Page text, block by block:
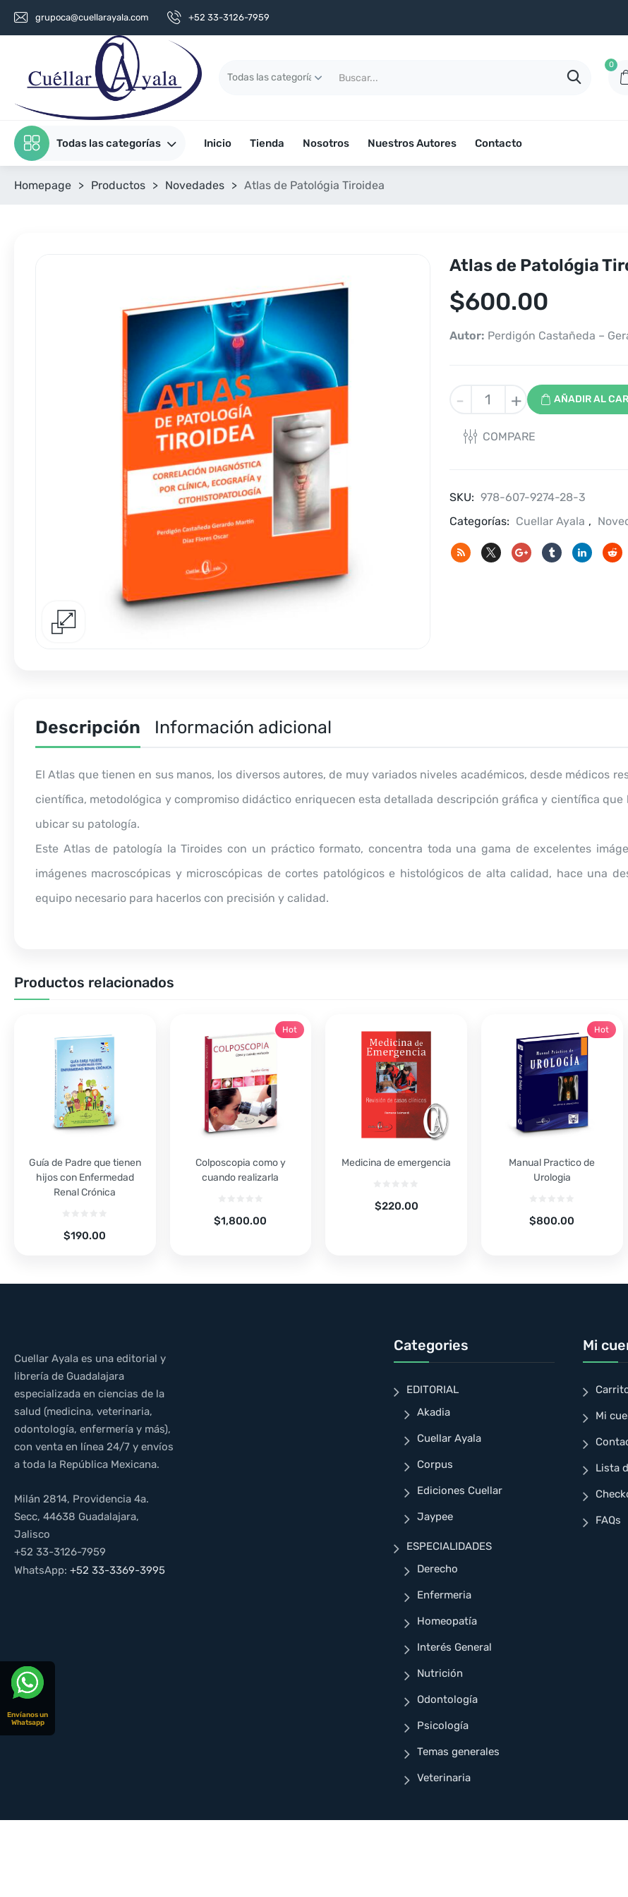
grupoca@cuellarayala.com +52 33-3126-7959
0
Todas las categorías Inicio Tienda Nosotros Nuestros Autores Contacto
Homepage > Productos > Novedades > Atlas de Patológia Tiroidea
Atlas de Patológia
$600.00
Autor: Perdigón Castañeda –
-
Atlas
Patológia
Tiroidea
+ AÑADIR AL
COMPARE
SKU: 978-607-9274-28-3
Categorías: Cuellar Ayala ,
Descripción Información adicional
El Atlas que tienen en sus manos, los diversos autores, de muy variados niveles académicos, desde médicos
científica, metodológica y compromiso didáctico enriquecen esta detallada descripción gráfica y científica
ubicar su patología.
Este Atlas de patología la Tiroides con un práctico formato, concentra toda una gama de excelentes
imágenes macroscópicas y microscópicas de cortes patológicos e histológicos de alta calidad, hace una
equipo necesario para hacerlos con precisión y calidad.
Productos relacionados
Guía de Padre que tienen
hijos con Enfermedad
Renal Crónica
$190.00
Colposcopia como y
cuando realizarla
$1,800.00
Hot
Medicina de emergencia
$220.00
Manual Practico de
Urologia
$800.00
Hot
Cuellar Ayala es una editorial y
librería de Guadalajara
especializada en ciencias de la
salud (medicina, veterinaria,
odontología, enfermería y más),
con venta en línea 24/7 y envíos
a toda la República Mexicana.
Milán 2814, Providencia 4a.
Secc, 44638 Guadalajara,
Jalisco
+52 33-3126-7959
WhatsApp: +52 33-3369-3995
Categories
EDITORIAL
Akadia
Cuellar Ayala
Corpus
Ediciones Cuellar
Jaypee
ESPECIALIDADES
Derecho
Enfermeria
Homeopatía
Interés General
Nutrición
Odontología
Psicología
Temas generales
Veterinaria
Mi
Mi
Lista
FAQs
Envíanos un
Whatsapp